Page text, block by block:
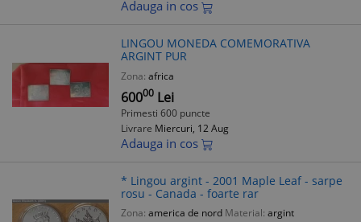
Adauga in cos
LINGOU MONEDA COMEMORATIVA
ARGINT PUR
Zona: africa
60000 Lei
Primesti 600 puncte
Livrare Miercuri, 12 Aug
Adauga in cos
* Lingou argint - 2001 Maple Leaf - sarpe
rosu - Canada - foarte rar
Zona: america de nord Material: argint